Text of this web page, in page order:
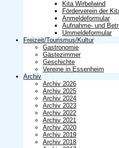
Kita Wirbelwind
Förderverein der
Anmeldeformular
Aufnahme- und
Ummeldeformular
Freizeit/Tourismus/Kultur
Gastronomie
Gästezimmer
Geschichte
Vereine in Essenheim
Archiv
Archiv 2026
Archiv 2025
Archiv 2024
Archiv 2023
Archiv 2022
Archiv 2021
Archiv 2020
Archiv 2019
Archiv 2018